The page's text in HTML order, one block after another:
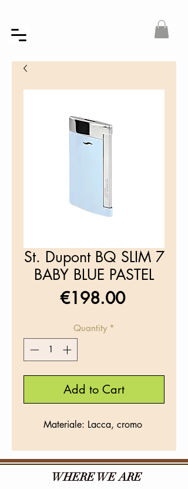
St. Dupont BQ SLIM 7
BABY BLUE PASTEL
€198.00Price
Quantity *
Add to Cart
Materiale: Lacca, cromo
WHERE WE ARE